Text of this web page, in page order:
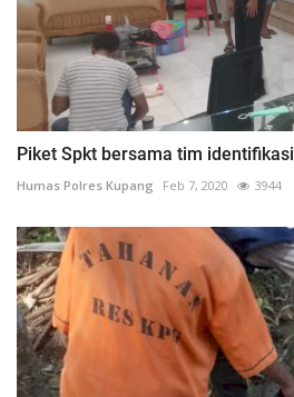
Piket Spkt bersama tim
Humas Polres Kupang Feb 7, 2020 3944